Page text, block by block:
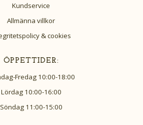
Kundservice
Allmänna villkor
& cookies
ÖPPETTIDER:
Fredag 10:00-18:00
Lördag 10:00-16:00
Söndag 11:00-15:00